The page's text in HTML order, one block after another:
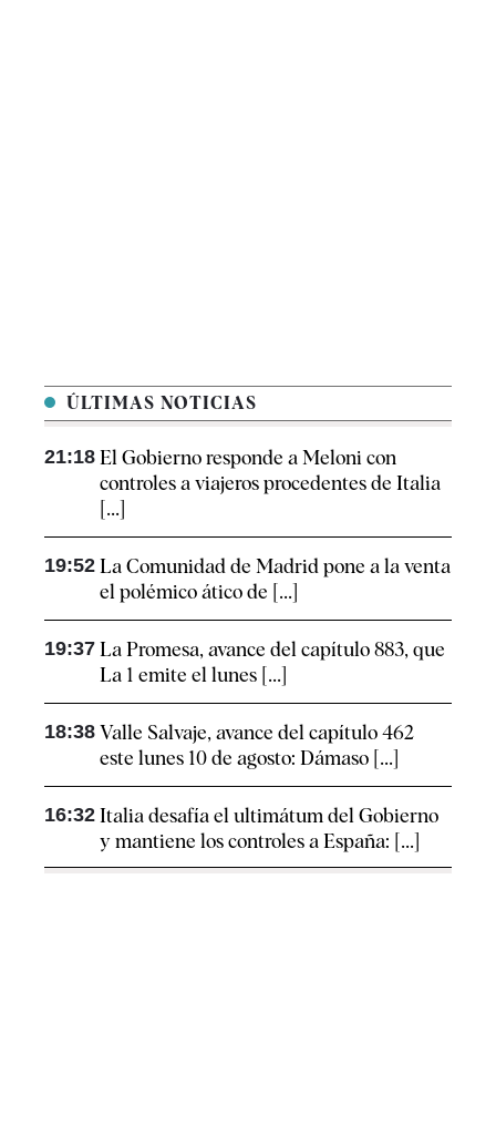
ÚLTIMAS NOTICIAS
21:18 El Gobierno responde a Meloni con
controles a viajeros procedentes de Italia
[...]
19:52 La Comunidad de Madrid pone a la venta
el polémico ático de [...]
19:37 La Promesa, avance del capítulo 883, que
La 1 emite el lunes [...]
18:38 Valle Salvaje, avance del capítulo 462
este lunes 10 de agosto: Dámaso [...]
16:32 Italia desafía el ultimátum del Gobierno
y mantiene los controles a España: [...]